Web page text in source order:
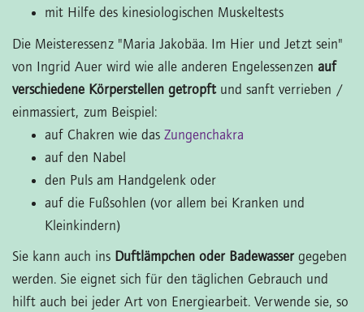
mit Hilfe des kinesiologischen Muskeltests
Die Meisteressenz "Maria Jakobäa. Im Hier und Jetzt sein"
von Ingrid Auer wird wie alle anderen Engelessenzen auf
verschiedene Körperstellen getropft und sanft verrieben /
einmassiert, zum Beispiel:
auf Chakren wie das Zungenchakra
auf den Nabel
den Puls am Handgelenk oder
auf die Fußsohlen (vor allem bei Kranken und
Kleinkindern)
Sie kann auch ins Duftlämpchen oder Badewassergegeben
werden. Sie eignet sich für den täglichen Gebrauch und
hilft auch bei jeder Art von Energiearbeit. Verwende sie, so